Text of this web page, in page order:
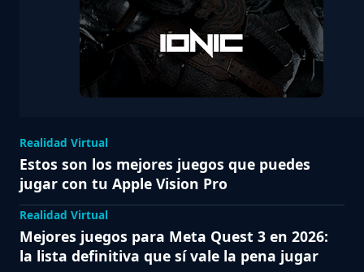
Realidad Virtual
Estos son los mejores juegos que puedes
jugar con tu Apple Vision Pro
Realidad Virtual
Mejores juegos para Meta Quest 3 en 2026:
la lista definitiva que sí vale la pena jugar